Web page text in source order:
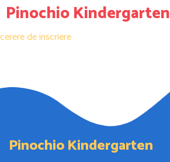
Pinochio Kindergarten
cerere de inscriere
Pinochio Kindergarten